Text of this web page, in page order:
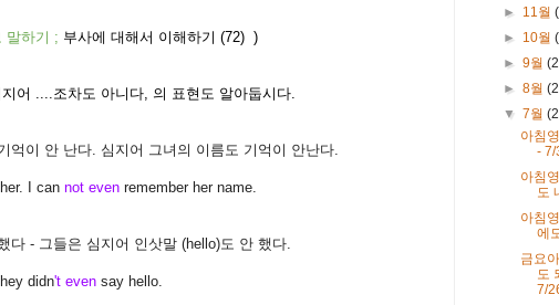
말하기 ; 부사에 대해서 이해하기 (72) )
어 ....조차도 아니다, 의 표현도 알아둡시다.
억이 안 난다. 심지어 그녀의 이름도 기억이 안난다.
I can not even remember her name.
다 - 그들은 심지어 인삿말 (hello)도 안 했다.
didn't even say hello.
► 11월
► 10월
►9월
►8월
▼7월
아침
- 7/
아침
도
아침
에
금요
도
7/